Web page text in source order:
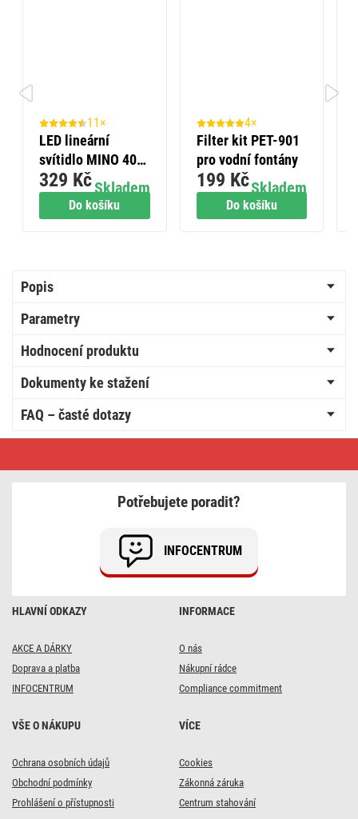
Do košíku
11×
LED lineární
svítidlo MINO 40
W, neutrální bílá
Skladem
329 Kč
Do košíku
4×
Filter kit PET-901
pro vodní fontány
Skladem
199 Kč
Popis
Parametry
Hodnocení produktu
Dokumenty ke stažení
FAQ – časté dotazy
řetěz
HLAVNÍ ODKAZY
AKCE A DÁRKY
Doprava a platba
INFOCENTRUM
INFORMACE
O nás
Nákupní rádce
Compliance commitment
VŠE O NÁKUPU
Ochrana osobních údajů
Obchodní podmínky
Prohlášení o přístupnosti
VÍCE
Cookies
Zákonná záruka
Centrum stahování
Potřebujete poradit?
INFOCENTRUM